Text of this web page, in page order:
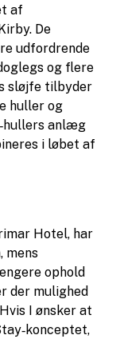
af
De
udfordrende
og flere
sløjfe tilbyder
huller og
anlæg
i løbet af
Hotel, har
mens
ophold
der mulighed
I ønsker at